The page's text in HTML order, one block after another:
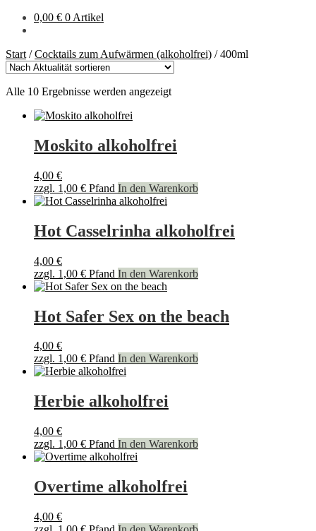
0,00 € 0 Artikel
Start /Cocktails zum Aufwärmen (alkoholfrei) /400ml
Alle 10 Ergebnisse werden angezeigtNach
Moskito alkoholfrei
4,00 €
zzgl. 1,00 € Pfand In den Warenkorb
Hot Casselrinha alkoholfrei
4,00 €
zzgl. 1,00 € Pfand In den Warenkorb
Hot Safer Sex on the beach
4,00 €
zzgl. 1,00 € Pfand In den Warenkorb
Herbie alkoholfrei
4,00 €
zzgl. 1,00 € Pfand In den Warenkorb
Overtime alkoholfrei
4,00 €